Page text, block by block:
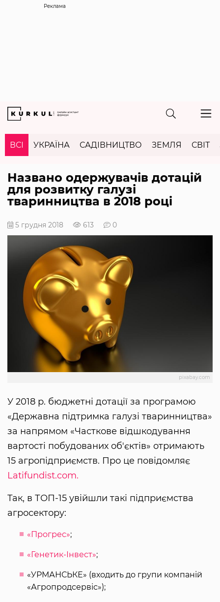
Реклама
ВСІ УКРАЇНА САДІВНИЦТВО ЗЕМЛЯ СВІТ
Названо одержувачів дотацій
для розвитку галузі
тваринництва в 2018 році
5 грудня 2018 613 0
pixabay.com
У 2018 р. бюджетні дотації за програмою
«Державна підтримка галузі тваринництва»
за напрямом «Часткове відшкодування
вартості побудованих об'єктів» отримають
15 агропідприємств. Про це повідомляє
Latifundist.com.
Так, в ТОП-15 увійшли такі підприємства
агросектору:
«Прогрес»;
«Генетик-Інвест»;
«УРМАНСЬКЕ» (входить до групи компаній
«Агропродсервіс»);